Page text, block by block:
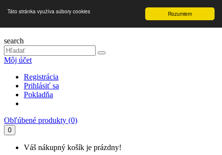
Rozumiem
Táto stránka využíva súbory cookies
search
Môj účet
Registrácia
Prihlásiť sa
Pokladňa
Obľúbené produkty (0)
0
Váš nákupný košík je prázdny!